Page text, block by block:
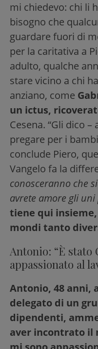
mi chiedevo: chi li
bisogno che
guardare fuori di
per la caritativa a
adulto, qualche
stare vicino a chi
anziano, come
un ictus,
Cesena. “Gli dico
pregare per i
conclude Piero,
Vangelo fa la
conosceranno che
avrete amore gli
tiene qui
mondi tanto
Antonio: “È stato
appassionato al
Antonio, 48 anni,
delegato di un
dipendenti,
aver incontrato il